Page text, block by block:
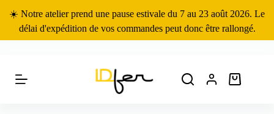
contenu
☀️ Notre atelier prend une pause estivale du 7 au 23 août 2026. Le
délai d'expédition de vos commandes peut donc être rallongé.
Panier
d’achat